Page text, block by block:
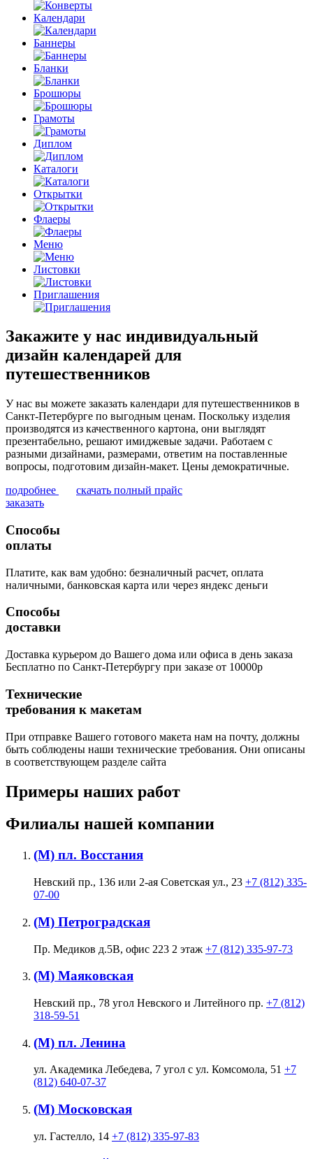
Календари
Баннеры
Бланки
Брошюры
Грамоты
Диплом
Каталоги
Открытки
Флаеры
Меню
Листовки
Приглашения
Закажите у нас индивидуальный
дизайн календарей для
путешественников
У нас вы можете заказать календари для путешественников в
Санкт-Петербурге по выгодным ценам. Поскольку изделия
производятся из качественного картона, они выглядят
презентабельно, решают имиджевые задачи. Работаем с
разными дизайнами, размерами, ответим на поставленные
вопросы, подготовим дизайн-макет. Цены демократичные.
подробнее
скачать полный прайс
заказать
Способы
оплаты
Платите, как вам удобно: безналичный расчет, оплата
наличными, банковская карта или через яндекс деньги
Способы
доставки
Доставка курьером до Вашего дома или офиса в день заказа
Бесплатно по Санкт-Петербургу при заказе от 10000р
Технические
требования к макетам
При отправке Вашего готового макета нам на почту, должны
быть соблюдены наши технические требования. Они описаны
в соответствующем разделе сайта
Примеры наших работ
Филиалы нашей компании
(М) пл. Восстания
Невский пр., 136 или 2-ая Советская ул., 23 +7 (812) 335-
07-00
(М) Петроградская
Пр. Медиков д.5В, офис 223 2 этаж +7 (812) 335-97-73
(М) Маяковская
Невский пр., 78 угол Невского и Литейного пр. +7 (812)
318-59-51
(М) пл. Ленина
ул. Академика Лебедева, 7 угол с ул. Комсомола, 51 +7
(812) 640-07-37
(М) Московская
ул. Гастелло, 14 +7 (812) 335-97-83